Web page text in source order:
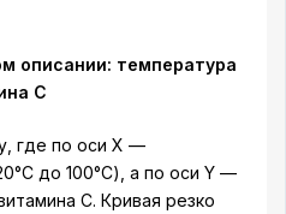
описании: температура
C
где по оси X —
до 100°C), а по оси Y —
C. Кривая резко